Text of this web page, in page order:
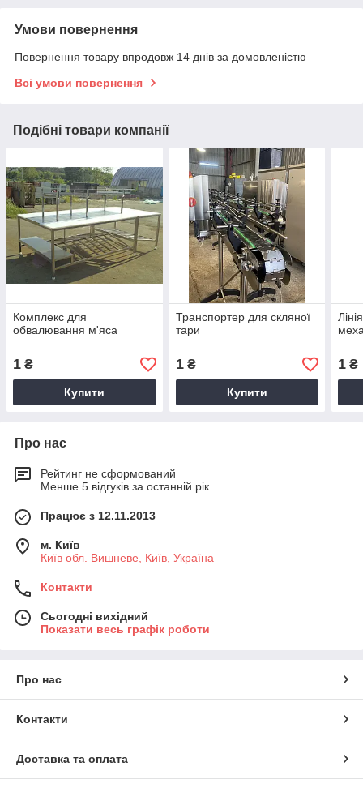
Умови повернення
Повернення товару впродовж 14 днів за домовленістю
Всі умови повернення
Подібні товари компанії
Комплекс для
обвалювання м'яса
1 ₴
Купити
Транспортер для скляної
тари
1₴
Купити
1 ₴
Про нас
Рейтинг не сформований
Менше 5 відгуків за останній рік
Працює з 12.11.2013
м. Київ
Київ обл. Вишневе, Київ, Україна
Контакти
Сьогодні вихідний
Показати весь графік роботи
Про нас
Контакти
Доставка та оплата